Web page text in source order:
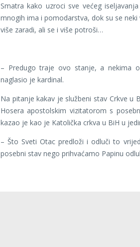
Smatra kako uzroci sve većeg
mnogih ima i pomodarstva, dok su se
više zaradi, ali se i više potroši…
– Predugo traje ovo stanje, a nekima
naglasio je kardinal.
Na pitanje kakav je službeni stav Crkve u
Hosera apostolskim vizitatorom s
kazao je kao je Katolička crkva u BiH u
– Što Sveti Otac predloži i odluči to
posebni stav nego prihvaćamo Papinu